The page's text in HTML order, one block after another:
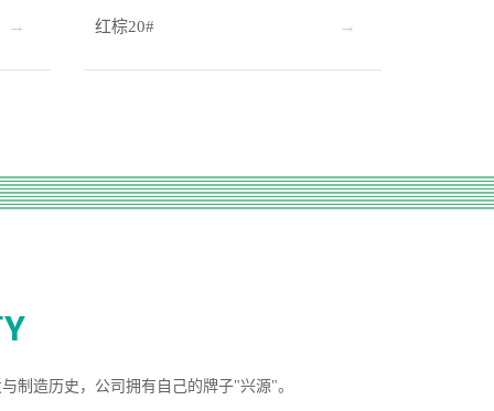
红棕20#
制造历史，公司拥有自己的牌子"兴源"。